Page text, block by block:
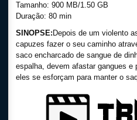
Tamanho: 900 MB/1.50 GB
Duração: 80 min
SINOPSE: Depois de um violento
capuzes fazer o seu caminho
saco encharcado de sangue de
espalha, devem afastar gangues
eles se esforçam para manter o